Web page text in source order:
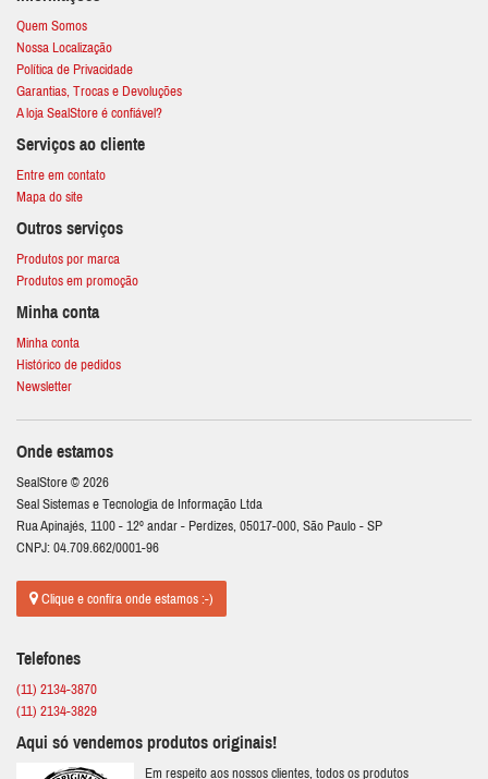
Quem Somos
Nossa Localização
Política de Privacidade
Garantias, Trocas e Devoluções
A loja SealStore é confiável?
Serviços ao cliente
Entre em contato
Mapa do site
Outros serviços
Produtos por marca
Produtos em promoção
Minha conta
Minha conta
Histórico de pedidos
Newsletter
Onde estamos
SealStore © 2026
Seal Sistemas e Tecnologia de Informação Ltda
Rua Apinajés, 1100 - 12º andar - Perdizes, 05017-000, São Paulo - SP
CNPJ: 04.709.662/0001-96
Clique e confira onde estamos :-)
Telefones
(11) 2134-3870
(11) 2134-3829
Aqui só vendemos produtos originais!
Em respeito aos nossos clientes, todos os produtos